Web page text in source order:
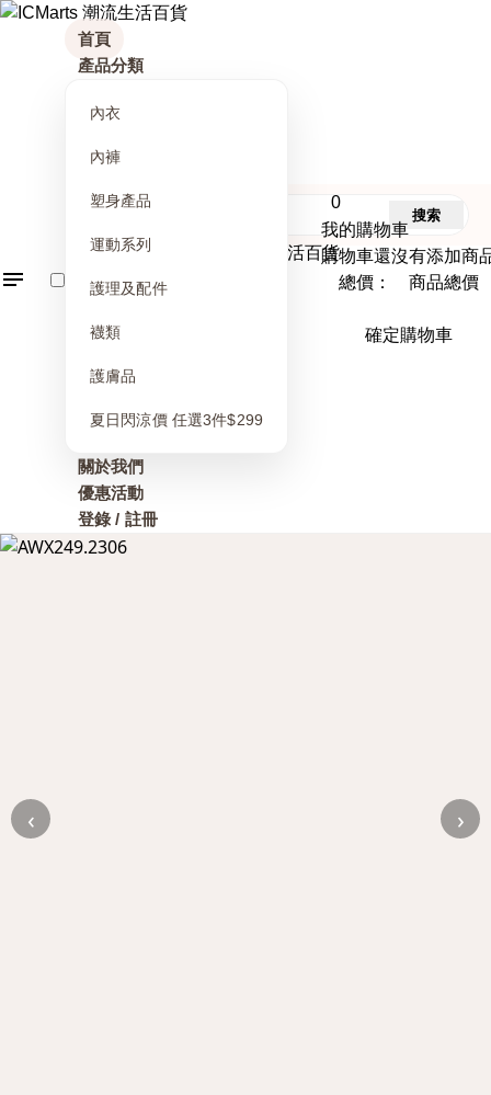
首頁
產品分類
內衣
內褲
塑身產品
運動系列
護理及配件
襪類
護膚品
夏日閃涼價 任選3件$299
關於我們
優惠活動
登錄 / 註冊
0
我的購物車
購物車還沒有添加商
總價： 商品總價
確定購物車
搜索
‹ ›